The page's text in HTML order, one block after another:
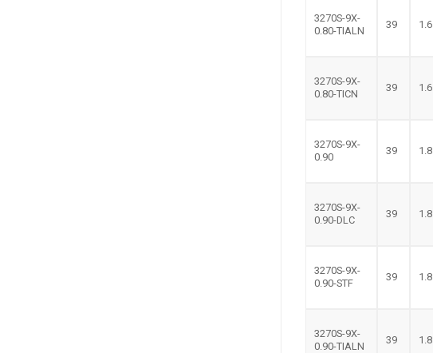
3270S-9X-
0.80-TIALN
39 1.6
3270S-9X-
0.80-TICN
39 1.6
3270S-9X-
0.90
39 1.8
3270S-9X-
0.90-DLC
39 1.8
3270S-9X-
0.90-STF
39 1.8
3270S-9X-
0.90-TIALN
39 1.8